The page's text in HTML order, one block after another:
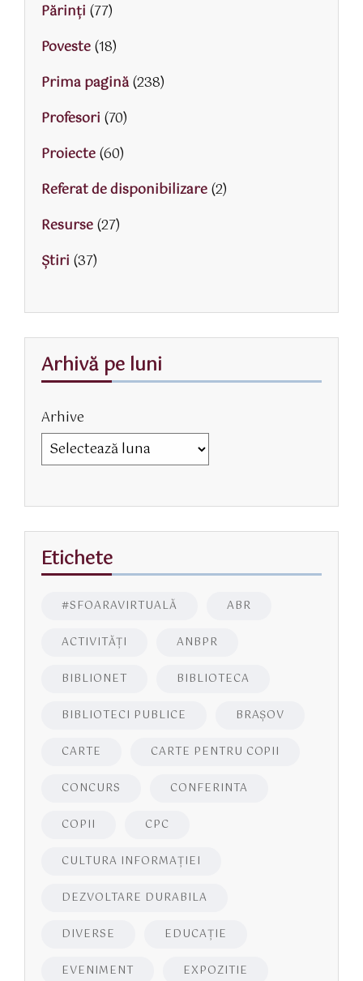
Părinţi (77)
Poveste(18)
Prima pagină(238)
Profesori (70)
Proiecte(60)
Referat de disponibilizare(2)
Resurse(27)
Știri (37)
Arhivă pe luni
Arhive
Etichete
#SFOARAVIRTUALĂ ABR
ACTIVITĂŢI ANBPR
BIBLIONET BIBLIOTECA
BIBLIOTECI PUBLICE BRAŞOV
CARTE CARTE PENTRU COPII
CONCURS CONFERINTA
COPII CPC
CULTURA INFORMAŢIEI
DEZVOLTARE DURABILA
DIVERSE EDUCAŢIE
EVENIMENT EXPOZITIE